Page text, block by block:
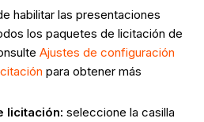
habilitar las presentaciones
los paquetes de licitación de
Ajustes de configuración
para obtener más
licitación: seleccione la casilla